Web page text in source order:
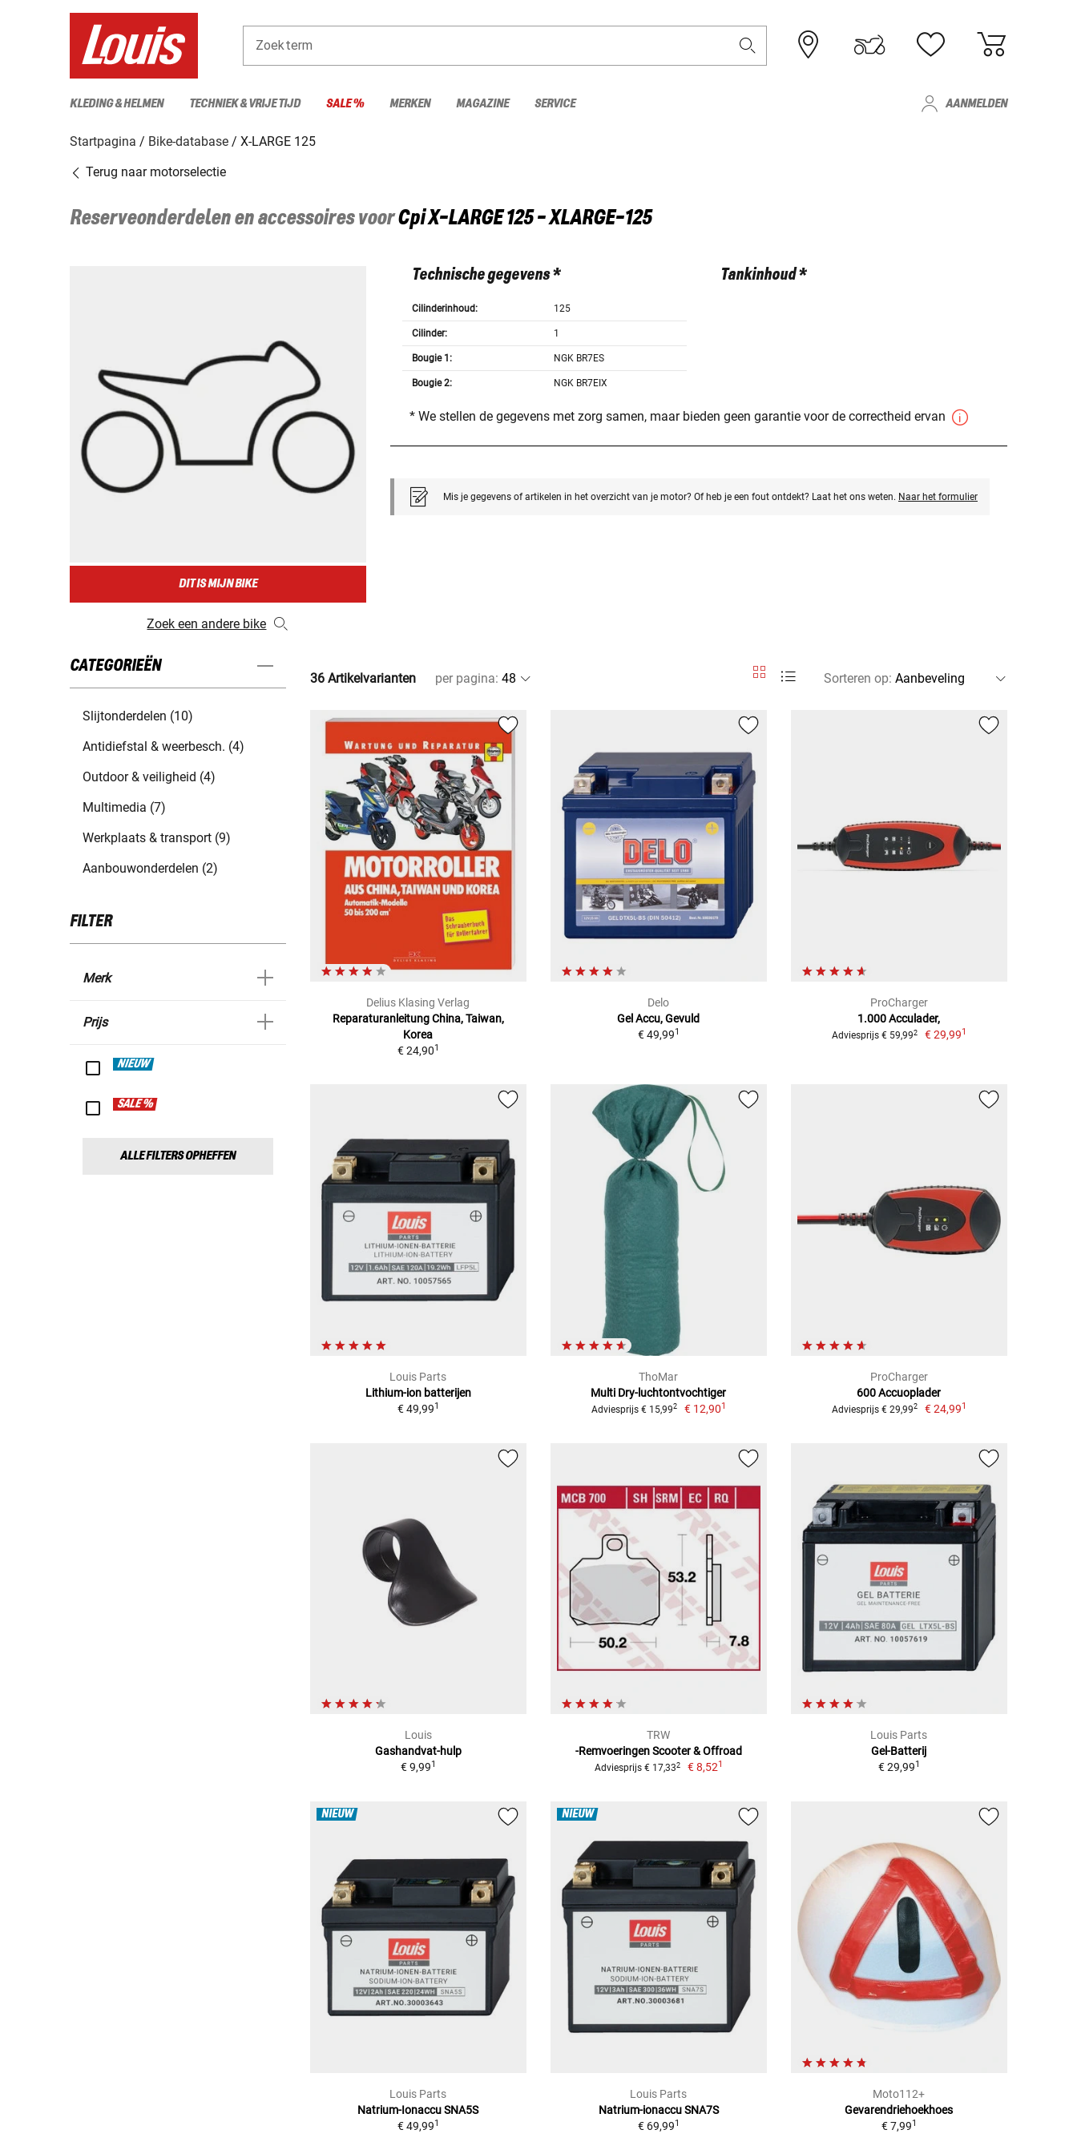
Zoekterm
KLEDING & HELMEN TECHNIEK & VRIJE TIJD SALE % MERKEN MAGAZINE SERVICE AANMELDEN
Startpagina Bike-database
X-LARGE 125
Terug naar motorselectie
Reserveonderdelen en accessoires voorCpiX-LARGE 125 - XLARGE-125
DIT IS MIJN BIKE
Zoek een andere bike
Technische gegevens *
Cilinderinhoud: 125
Cilinder: 1
Bougie 1: NGK BR7ES
Bougie 2: NGK BR7EIX
Tankinhoud *
* We stellen de gegevens met zorg samen, maar bieden geen garantie voor de correctheid ervan
Mis je gegevens of artikelen in het overzicht van je motor? Of heb je een fout ontdekt? Laat het ons weten. Naar het formulier
CATEGORIEËN
Slijtonderdelen (10)
Antidiefstal & weerbesch. (4)
Outdoor & veiligheid (4)
Multimedia (7)
Werkplaats & transport (9)
Aanbouwonderdelen (2)
FILTER
Merk
Prijs
NIEUW
SALE %
ALLE FILTERS OPHEFFEN
36 Artikelvarianten per pagina: Sorteren op:
Delius Klasing Verlag
Reparaturanleitung China, Taiwan,
Korea
€ 24,901
Delo
Gel Accu, Gevuld
€ 49,991
ProCharger
1.000 Acculader,
Adviesprijs € 59,992 € 29,991
Louis Parts
Lithium-ion batterijen
€ 49,991
ThoMar
Multi Dry-luchtontvochtiger
Adviesprijs € 15,992 € 12,901
ProCharger
600 Accuoplader
Adviesprijs € 29,992 € 24,991
Louis
Gashandvat-hulp
€ 9,991
TRW
-Remvoeringen Scooter & Offroad
Adviesprijs € 17,332 € 8,521
Louis Parts
Gel-Batterij
€ 29,991
NIEUW
Louis Parts
Natrium-Ionaccu SNA5S
€ 49,991
NIEUW
Louis Parts
Natrium-ionaccu SNA7S
€ 69,991
Moto112+
Gevarendriehoekhoes
€ 7,991